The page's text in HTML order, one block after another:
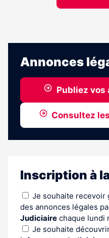
Annonces
Publiez vos
Consultez
Inscription à
Je souhaite recevoir
des annonces légales
Judiciaire chaque lundi
Je souhaite